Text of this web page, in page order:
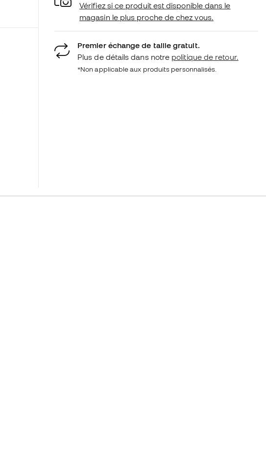
Vérifiez si ce produit est disponible dans le
magasin le plus proche de chez vous.
Premier échange de taille gratuit.
Plus de détails dans notre politique de retour.
*Non applicable aux produits personnalisés.